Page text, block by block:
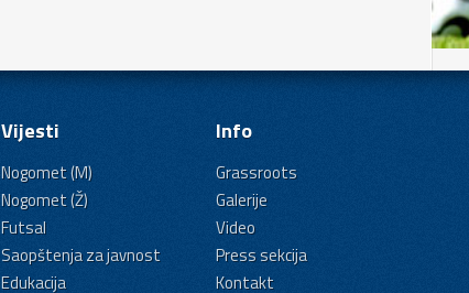
Vijesti
Nogomet (M)
Nogomet (Ž)
Futsal
Saopštenja za javnost
Edukacija
Info
Grassroots
Galerije
Video
Press sekcija
Kontakt